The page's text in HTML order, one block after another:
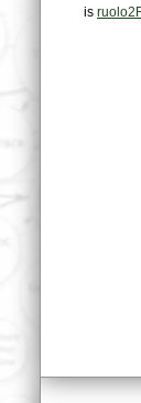
is